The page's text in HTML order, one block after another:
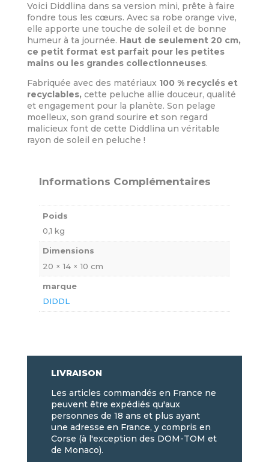
Voici Diddlina dans sa version mini, prête à faire
fondre tous les cœurs. Avec sa robe orange vive,
elle apporte une touche de soleil et de bonne
humeur à ta journée. Haut de seulement 20 cm,
ce petit format est parfait pour les petites
mains ou les grandes collectionneuses.
Fabriquée avec des matériaux 100 % recyclés et
recyclables,cette peluche allie douceur, qualité
et engagement pour la planète. Son pelage
moelleux, son grand sourire et son regard
malicieux font de cette Diddlina un véritable
rayon de soleil en peluche !
Informations Complémentaires
Poids
0,1 kg
Dimensions
20 × 14 × 10 cm
marque
DIDDL
LIVRAISON
Les articles commandés en France ne
peuvent être expédiés qu'aux
personnes de 18 ans et plus ayant
une adresse en France, y compris en
Corse (à l'exception des DOM-TOM et
de Monaco).